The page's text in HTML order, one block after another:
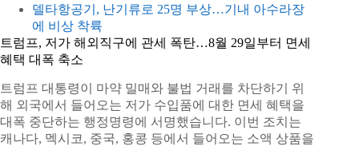
델타항공기, 난기류로 25명 부상…기내 아수라장
에 비상 착륙
트럼프, 저가 해외직구에 관세 폭탄…8월 29일부터 면세
혜택 대폭 축소
트럼프 대통령이 마약 밀매와 불법 거래를 차단하기 위
해 외국에서 들어오는 저가 수입품에 대한 면세 혜택을
대폭 중단하는 행정명령에 서명했습니다. 이번 조치는
캐나다, 멕시코, 중국, 홍콩 등에서 들어오는 소액 상품을